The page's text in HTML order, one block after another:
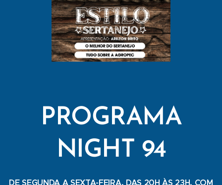
PROGRAMA
NIGHT 94
DE SEGUNDA A SEXTA-FEIRA, DAS 20H ÀS 23H, COM